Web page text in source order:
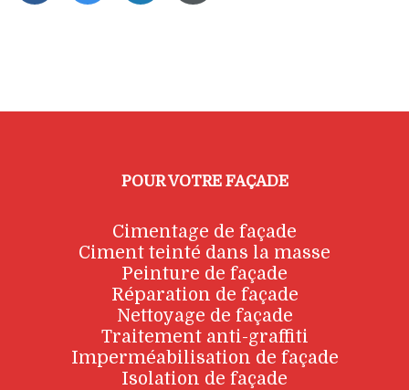
POUR VOTRE FAÇADE
Cimentage de façade
Ciment teinté dans la masse
Peinture de façade
Réparation de façade
Nettoyage de façade
Traitement anti-graffiti
Imperméabilisation de façade
Isolation de façade